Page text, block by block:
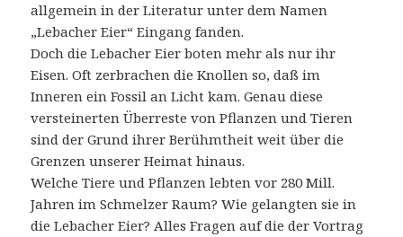
allgemein in der Literatur unter dem Namen
„Lebacher Eier“ Eingang fanden.
Doch die Lebacher Eier boten mehr als nur ihr
Eisen. Oft zerbrachen die Knollen so, daß im
Inneren ein Fossil an Licht kam. Genau diese
versteinerten Überreste von Pflanzen und Tieren
sind der Grund ihrer Berühmtheit weit über die
Grenzen unserer Heimat hinaus.
Welche Tiere und Pflanzen lebten vor 280 Mill.
Jahren im Schmelzer Raum? Wie gelangten sie in
die Lebacher Eier? Alles Fragen auf die der Vortrag